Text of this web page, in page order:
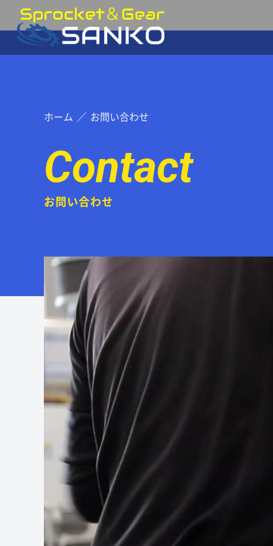
ホーム お問い合わせ
Contact
お問い合わせ